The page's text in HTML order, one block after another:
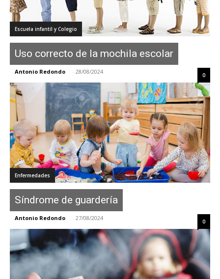
Escuela infantil y Colegio
Uso correcto de la mochila escolar
Antonio Redondo - 28/08/2024 0
Enfermedades
Síndrome de guardería
Antonio Redondo - 27/08/2024 0